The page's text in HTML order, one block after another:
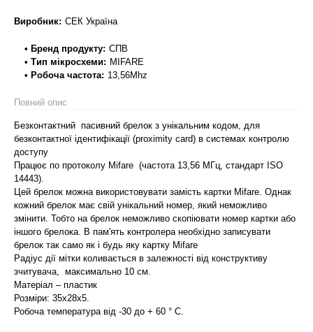
Виробник: СЕК Україна
• Бренд продукту: СПВ
• Тип мікросхеми: MIFARE
• Робоча частота: 13,56Mhz
Повний опис
Безконтактний пасивний брелок з унікальним кодом, для
безконтактної ідентифікації (proximity card) в системах контролю
доступу
Працює по протоколу Mifare (частота 13,56 МГц, стандарт ISO
14443).
Цей брелок можна використовувати замість картки Mifare. Однак
кожний брелок має свій унікальний номер, який неможливо
змінити. Тобто на брелок неможливо скопіювати номер картки або
іншого брелока. В пам'ять контролера необхідно записувати
брелок так само як і будь яку картку Mifare
Радіус дії мітки коливається в залежності від конструктиву
зчитувача, максимально 10 см.
Матеріал – пластик
Розміри: 35x28x5.
Робоча температура від -30 до + 60 ° C.